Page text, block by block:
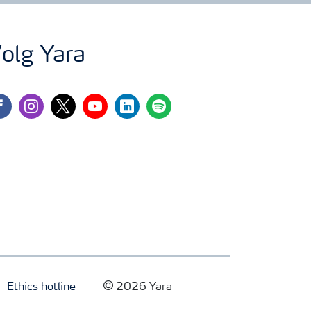
Yara
instagram
twitteryoutubelinkedinspotify
Ethics hotline 2026 Yara